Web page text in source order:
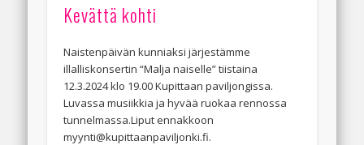
Kevättä kohti
Naistenpäivän kunniaksi järjestämme
illalliskonsertin “Malja naiselle” tiistaina
12.3.2024 klo 19.00 Kupittaan paviljongissa.
Luvassa musiikkia ja hyvää ruokaa rennossa
tunnelmassa.Liput ennakkoon
myynti@kupittaanpaviljonki.fi.